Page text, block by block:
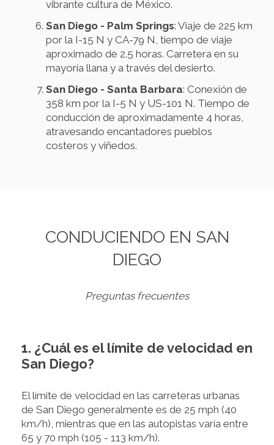
vibrante cultura de México.
San Diego - Palm Springs: Viaje de 225 km
por la I-15 N y CA-79 N, tiempo de viaje
aproximado de 2.5 horas. Carretera en su
mayoría llana y a través del desierto.
San Diego - Santa Barbara: Conexión de
358 km por la I-5 N y US-101 N. Tiempo de
conducción de aproximadamente 4 horas,
atravesando encantadores pueblos
costeros y viñedos.
CONDUCIENDO EN SAN
DIEGO
Preguntas frecuentes
1. ¿Cuál es el límite de velocidad en
San Diego?
El límite de velocidad en las carreteras urbanas
de San Diego generalmente es de 25 mph (40
km/h), mientras que en las autopistas varía entre
65 y 70 mph (105 - 113 km/h).